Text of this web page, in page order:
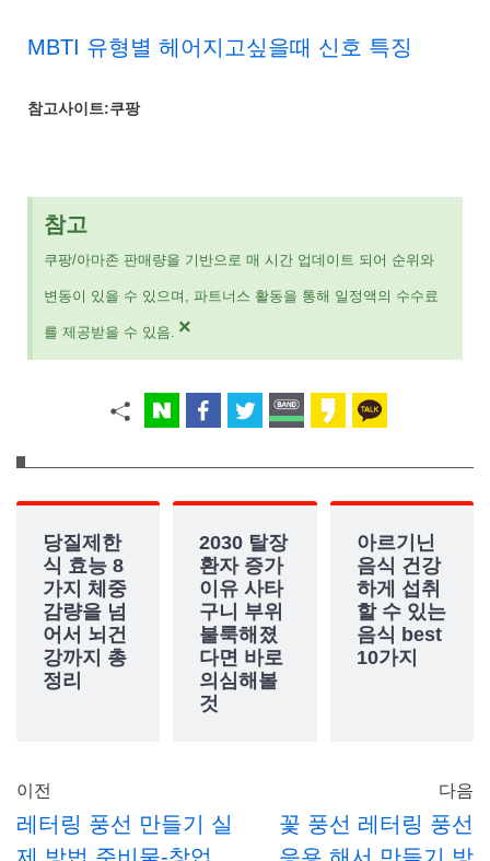
MBTI 유형별 헤어지고싶을때 신호 특징
참고사이트:쿠팡
참고
쿠팡/아마존 판매량을 기반으로 매 시간 업데이트 되어 순위와
변동이 있을 수 있으며, 파트너스 활동을 통해 일정액의 수수료
를 제공받을 수 있음. ×
당질제한
식 효능 8
가지 체중
감량을 넘
어서 뇌건
강까지 총
정리
2030 탈장
환자 증가
이유 사타
구니 부위
불룩해졌
다면 바로
의심해볼
것
아르기닌
음식 건강
하게 섭취
할 수 있는
음식 best
10가지
이전
레터링 풍선 만들기 실
다음
꽃 풍선 레터링 풍선